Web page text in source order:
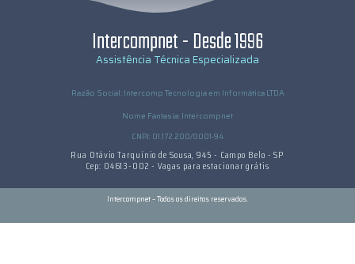
Intercompnet - Desde 1996
Assistência Técnica Especializada
Razão Social: Intercomp Tecnologia em Informática LTDA
Nome Fantasia: Intercompnet
CNPJ: 01.172.200/0001-94
Rua Otávio Tarquínio de Sousa, 945 - Campo Belo - SP
Cep: 04613-002 - Vagas para estacionar grátis
Intercompnet – Todos os direitos reservados.